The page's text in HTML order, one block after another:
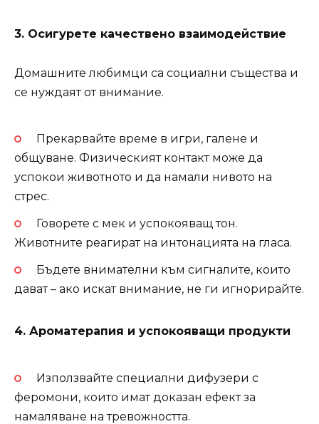
3. Осигурете качествено взаимодействие
Домашните любимци са социални същества и
се нуждаят от внимание.
Прекарвайте време в игри, галене и
общуване. Физическият контакт може да
успокои животното и да намали нивото на
стрес.
Говорете с мек и успокояващ тон.
Животните реагират на интонацията на гласа.
Бъдете внимателни към сигналите, които
дават – ако искат внимание, не ги игнорирайте.
4. Ароматерапия и успокояващи продукти
Използвайте специални дифузери с
феромони, които имат доказан ефект за
намаляване на тревожността.